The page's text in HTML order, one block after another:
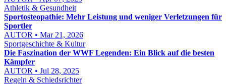
Athletik & Gesundheit
Sportosteopathie: Mehr Leistung und weniger Verletzungen für
Sportler
AUTOR • Mar 21, 2026
Sportgeschichte & Kultur
Die Faszination der WWF Legenden: Ein Blick auf die besten
Kämpfer
AUTOR • Jul 28, 2025
Regeln & Schiedsrichter